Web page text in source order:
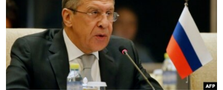
СПЕЦПРОЕКТИ
ДЕПОРТАЦІЯ
ВІДЕОУРОКИ «ELIFBE»
СВІДЧЕННЯ ОКУПАЦІЇ
УКРАЇНСЬКА ПРОБЛЕМА КРИМУ
ЯК ОБІЙТИ БЛОКУВАННЯ
Русский
Qırımtatar